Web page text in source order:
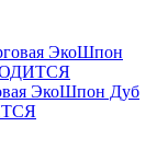
ЭкоШпон Дуб